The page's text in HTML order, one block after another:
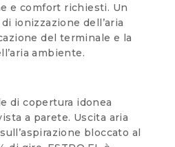
e comfort richiesti. Un
ionizzazione dell’aria
del terminale e la
ambiente.
di copertura idonea
a parete. Uscita aria
bloccato al